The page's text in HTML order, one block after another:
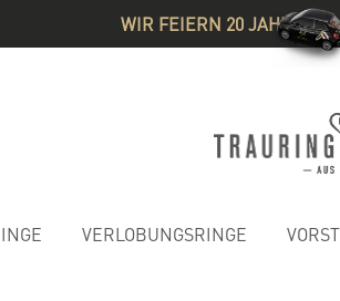
WIR FEIERN 20 JAHRE&
VERLOBUNGSRINGE